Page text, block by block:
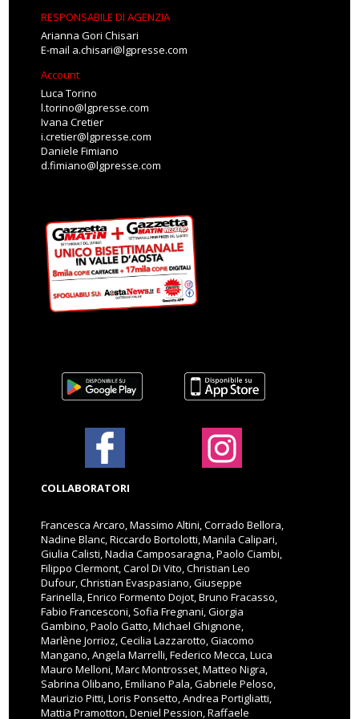
RESPONSABILE DI AGENZIA
Arianna Gori Chisari
E-mail a.chisari@lgpresse.com
Account
Luca Torino
l.torino@lgpresse.com
Ivana Cretier
i.cretier@lgpresse.com
Daniele Fimiano
d.fimiano@lgpresse.com
COLLABORATORI
Francesca Arcaro, Massimo Altini, Corrado Bellora,
Nadine Blanc, Riccardo Bortolotti, Manila Calipari,
Giulia Calisti, Nadia Camposaragna, Paolo Ciambi,
Filippo Clermont, Carol Di Vito, Christian Leo
Dufour, Christian Evaspasiano, Giuseppe
Farinella, Enrico Formento Dojot, Bruno Fracasso,
Fabio Francesconi, Sofia Fregnani, Giorgia
Gambino, Paolo Gatto, Michael Ghignone,
Marlène Jorrioz, Cecilia Lazzarotto, Giacomo
Mangano, Angela Marrelli, Federico Mecca, Luca
Mauro Melloni, Marc Montrosset, Matteo Nigra,
Sabrina Olibano, Emiliano Pala, Gabriele Peloso,
Maurizio Pitti, Loris Ponsetto, Andrea Portigliatti,
Mattia Pramotton, Deniel Pession, Raffaele